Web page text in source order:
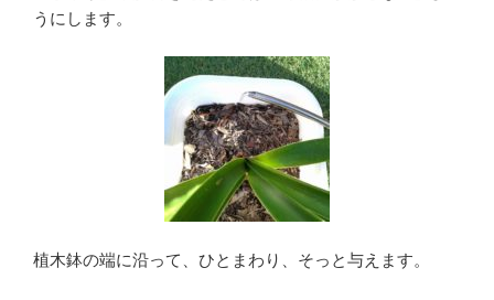
うにします。
植木鉢の端に沿って、ひとまわり、そっと与えます。